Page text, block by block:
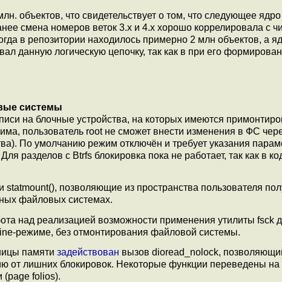
объектов, что свидетельствует о том, что следующее
смена номеров веток 3.x и 4.x хорошо коррелировала с
в репозитории находилось примерно 2 млн объектов, а
данную логическую цепочку, так как в при его
системы
на блочные устройства, на которых имеются
пользователь root не сможет внести изменения в ФС
По умолчанию режим отключён и требует указания
разделов с Btrfs блокировка пока не работает, так как в
позволяющие из пространства пользователя
файловых системах.
над реализацией возможности применения утилиты fsck
режиме, без отмонтирования файловой системы.
памяти задействован вызов dioread_nolock,
от лишних блокировок. Некоторые функции переведены на
(page folios).